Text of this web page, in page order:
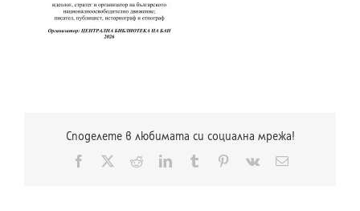
Споделете в любимата си социална мрежа!
Facebook RedditLinkedInTumblr Pinterest
Vk
Електронна